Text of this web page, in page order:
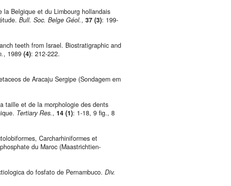
Belgique et du Limbourg hollandais
Bull. Soc. Belge Géol., 37 (3): 199-
teeth from Israel. Biostratigraphic and
, 1989 (4): 212-222.
de Aracaju Sergipe (Sondagem em
taille et de la morphologie des dents
Tertiary Res., 14 (1): 1-18, 9 fig., 8
Carcharhiniformes et
du Maroc (Maastrichtien-
do fosfato de Pernambuco. Div.